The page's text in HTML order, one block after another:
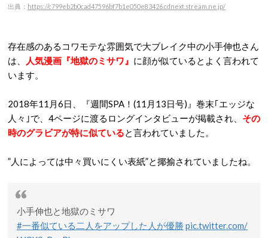
出典： https://c799eb2b0cad47596bf7b1e050e83426.cdnext.stream.ne.jp/
存在感のあるコワモテな雰囲気で大ブレイク中の小手伸也さん
は、
人気漫画『地獄のミサワ』 に顔が似ているとよく言われて
います。
2018年11月6日、『週間SPA！(11月13日号)』巻末｢エッジな
人々｣で、4ページに渡るロングインタビューが掲載され、 その
時のグラビアが特に似ていると言われていました。
”人によっては中々買いにくい表紙”と揶揄されていましたね。
小手伸也と地獄のミサワ
#一番似ている二人をアップした人が優勝 pic.twitter.com/